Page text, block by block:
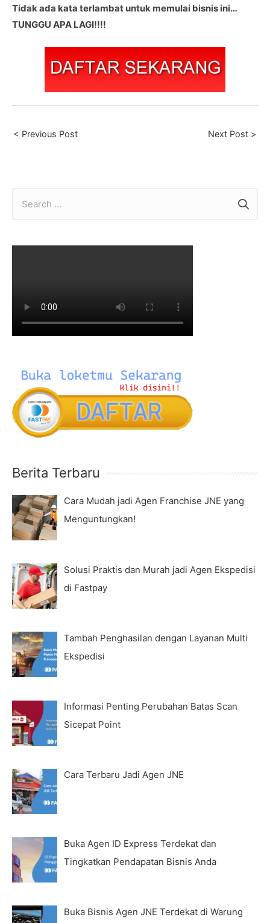
Tidak ada kata terlambat untuk memulai bisnis ini…
TUNGGU APA LAGI!!!!
Post
< Previous Post Next Post >
Berita Terbaru
Cara Mudah jadi Agen Franchise JNE yang
Menguntungkan!
Solusi Praktis dan Murah jadi Agen Ekspedisi
di Fastpay
Tambah Penghasilan dengan Layanan Multi
Ekspedisi
Informasi Penting Perubahan Batas Scan
Sicepat Point
Cara Terbaru Jadi Agen JNE
Buka Agen ID Express Terdekat dan
Tingkatkan Pendapatan Bisnis Anda
Buka Bisnis Agen JNE Terdekat di Warung